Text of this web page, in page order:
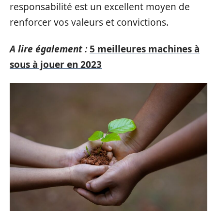
responsabilité est un excellent moyen de
renforcer vos valeurs et convictions.
A lire également : 5 meilleures machines à
sous à jouer en 2023